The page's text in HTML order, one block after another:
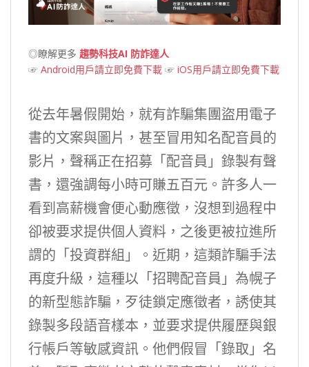
◎瞭解更多 趨勢科技AI 防詐達人
☞ Android用戶請立即免費下載 ☞ iOS用戶請立即免費下載
從去年暑假開始，就有詐騙集團盜用電子
書的文案與圖片，甚至冒用知名配音員的
影片，聲稱正在招募「配音員」錄製有聲
書，還強調每小時可賺五百元。許多人一
看到高薪機會便心動應徵，沒想到過程中
卻被要求提供個人資料，之後更被拉進所
謂的「投資群組」。近期，這類詐騙手法
再度升級，這種以「招聘配音員」為幌子
的新型態詐騙，歹徒鎖定應徵者，誘使其
錄製多段語音樣本，並要求提供履歷與銀
行帳戶等敏感資訊。他們假冒「錄取」名